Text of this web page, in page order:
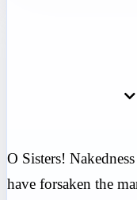
O Sisters!
have forsaken the